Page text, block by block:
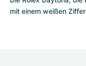
mit einem weißen